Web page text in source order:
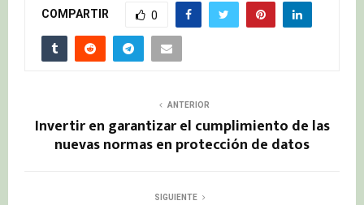
COMPARTIR 0
ANTERIOR
Invertir en garantizar el cumplimiento de las
nuevas normas en protección de datos
SIGUIENTE